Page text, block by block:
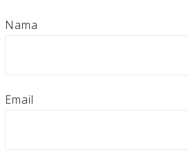
Nama
Email